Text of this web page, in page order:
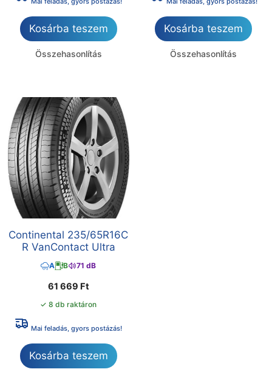
Kosárba teszem
Összehasonlítás
Kosárba teszem
Összehasonlítás
Continental 235/65R16C
R VanContact Ultra
A B 71 dB
61 669 Ft
✓ 8 db raktáron
Mai feladás, gyors postázás!
Kosárba teszem